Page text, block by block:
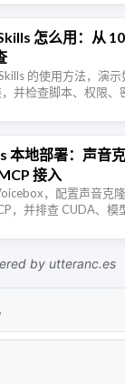
怎么用：从
的使用方法，演
并检查脚本、权限、
本地部署：声音
接入
，配置声音克
，并排查 CUDA、模